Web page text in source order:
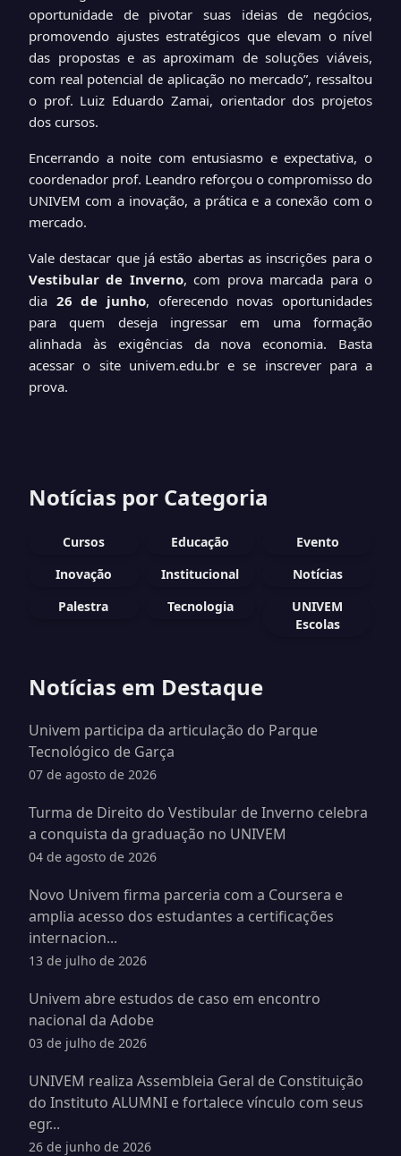
oportunidade de pivotar suas ideias de negócios,
promovendo ajustes estratégicos que elevam o nível
das propostas e as aproximam de soluções viáveis,
com real potencial de aplicação no mercado”, ressaltou
o prof. Luiz Eduardo Zamai, orientador dos projetos
dos cursos.
Encerrando a noite com entusiasmo e expectativa, o
coordenador prof. Leandro reforçou o compromisso do
UNIVEM com a inovação, a prática e a conexão com o
mercado.
Vale destacar que já estão abertas as inscrições para o
Vestibular de Inverno, com prova marcada para o
dia 26 de junho, oferecendo novas oportunidades
para quem deseja ingressar em uma formação
alinhada às exigências da nova economia. Basta
acessar o site univem.edu.br e se inscrever para a
prova.
Notícias por Categoria
Cursos Educação
Evento
Inovação
Institucional
Notícias
Palestra
Tecnologia
UNIVEM
Escolas
Notícias em Destaque
Univem participa da articulação do Parque
Tecnológico de Garça
07 de agosto de 2026
Turma de Direito do Vestibular de Inverno celebra
a conquista da graduação no UNIVEM
04 de agosto de 2026
Novo Univem firma parceria com a Coursera e
amplia acesso dos estudantes a certificações
internacion...
13 de julho de 2026
Univem abre estudos de caso em encontro
nacional da Adobe
03 de julho de 2026
UNIVEM realiza Assembleia Geral de Constituição
do Instituto ALUMNI e fortalece vínculo com seus
egr...
26 de junho de 2026